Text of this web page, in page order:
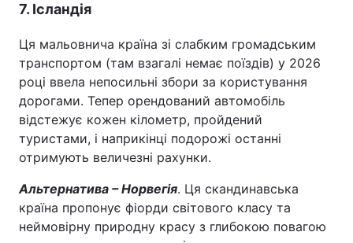
7. Ісландія
Ця мальовнича країна зі слабким громадським
транспортом (там взагалі немає поїздів) у 2026
році ввела непосильні збори за користування
дорогами. Тепер орендований автомобіль
відстежує кожен кілометр, пройдений
туристами, і наприкінці подорожі останні
отримують величезні рахунки.
Альтернатива – Норвегія. Ця скандинавська
країна пропонує фіорди світового класу та
неймовірну природну красу з глибокою повагою